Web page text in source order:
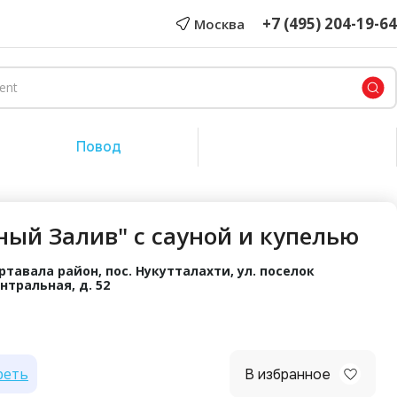
Москва +7 (495) 204-19-64
Повод
Залив" с сауной и купелью
район, пос. Нукутталахти, ул. поселок
д. 52
В избранное